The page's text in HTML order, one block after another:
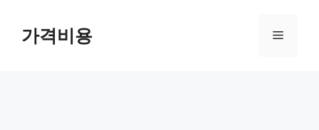
가격비용 메